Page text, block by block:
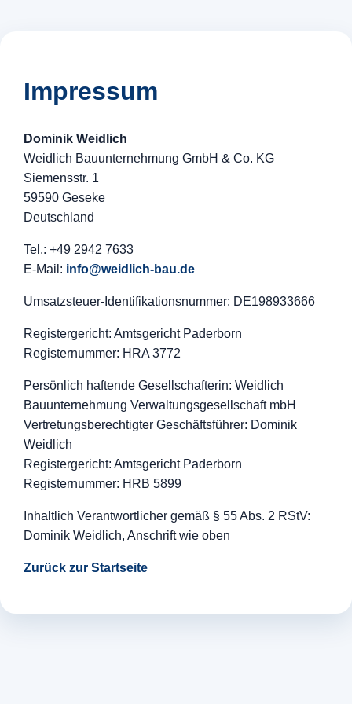
Impressum
Dominik Weidlich
Weidlich Bauunternehmung GmbH & Co. KG
Siemensstr. 1
59590 Geseke
Deutschland
Tel.: +49 2942 7633
E-Mail: info@weidlich-bau.de
Umsatzsteuer-Identifikationsnummer: DE198933666
Registergericht: Amtsgericht Paderborn
Registernummer: HRA 3772
Persönlich haftende Gesellschafterin: Weidlich
Bauunternehmung Verwaltungsgesellschaft mbH
Vertretungsberechtigter Geschäftsführer: Dominik
Weidlich
Registergericht: Amtsgericht Paderborn
Registernummer: HRB 5899
Inhaltlich Verantwortlicher gemäß § 55 Abs. 2 RStV:
Dominik Weidlich, Anschrift wie oben
Zurück zur Startseite